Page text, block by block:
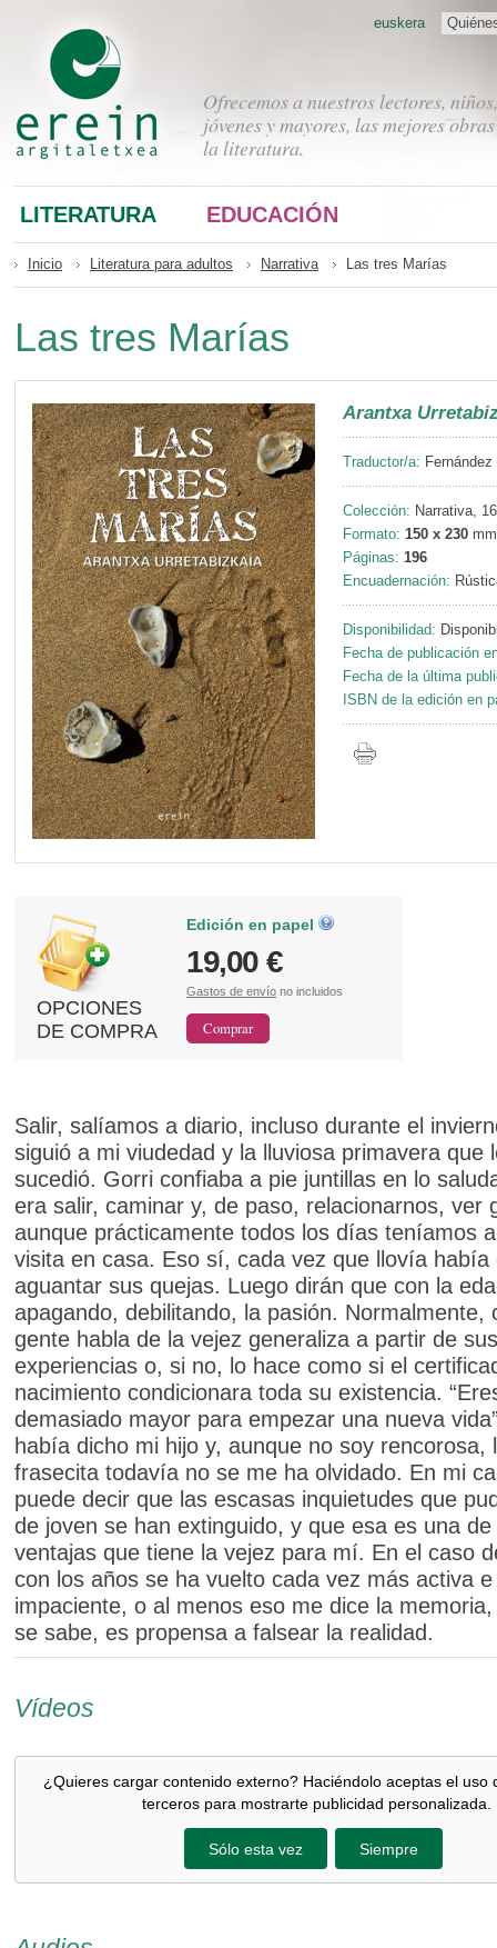
Ofrecemos a nuestros lectores, niños,
jóvenes y mayores, las mejores
la literatura.
euskera
LITERATURA EDUCACIÓN
Inicio Literatura para adultos Narrativa Las tres Marías
Las tres Marías
Arantxa
Traductor/a:
Colección: Narrativa, 16
Formato: 150 x 230 mm
Páginas: 196
Encuadernación:
Disponibilidad:
Fecha de publicación
Fecha de la última
ISBN de la edición en
OPCIONES
DE COMPRA
Edición en papel
19,00 €
Gastos de envío no incluidos
Salir, salíamos a diario, incluso durante el
siguió a mi viudedad y la lluviosa primavera que
sucedió. Gorri confiaba a pie juntillas en lo
era salir, caminar y, de paso, relacionarnos, ver
aunque prácticamente todos los días teníamos
visita en casa. Eso sí, cada vez que llovía había
aguantar sus quejas. Luego dirán que con la
apagando, debilitando, la pasión. Normalmente,
gente habla de la vejez generaliza a partir de
experiencias o, si no, lo hace como si el
nacimiento condicionara toda su existencia.
demasiado mayor para empezar una nueva
había dicho mi hijo y, aunque no soy rencorosa,
frasecita todavía no se me ha olvidado. En mi
puede decir que las escasas inquietudes que
de joven se han extinguido, y que esa es una de
ventajas que tiene la vejez para mí. En el caso
con los años se ha vuelto cada vez más activa e
impaciente, o al menos eso me dice la
se sabe, es propensa a falsear la realidad.
Vídeos
¿Quieres cargar contenido externo? Haciéndolo aceptas el uso
terceros para mostrarte publicidad personalizada.
Sólo esta vez Siempre